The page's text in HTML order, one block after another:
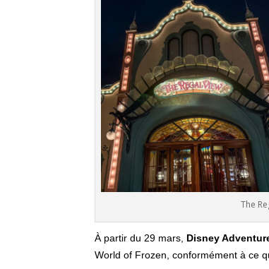
The
À partir du 29 mars, Disney
World of Frozen, conformément à ce